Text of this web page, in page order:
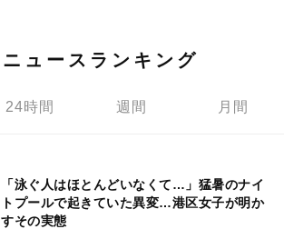
ニュースランキング
24時間 週間 月間
「泳ぐ人はほとんどいなくて…」猛暑のナイ
トプールで起きていた異変…港区女子が明か
すその実態